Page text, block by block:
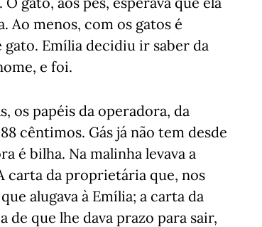
Ao menos, com os gatos é
gato. Emília decidiu ir saber da
e foi.
os papéis da operadora, da
cêntimos. Gás já não tem desde
é bilha. Na malinha levava a
carta da proprietária que, nos
alugava à Emília; a carta da
que lhe dava prazo para sair,